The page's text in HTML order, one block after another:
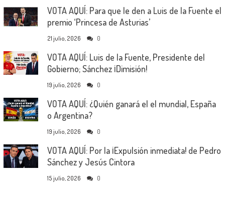
VOTA AQUÍ: Para que le den a Luis de la Fuente el
premio ‘Princesa de Asturias’
21 julio, 2026 0
VOTA AQUÍ: Luis de la Fuente, Presidente del
Gobierno; Sánchez ¡Dimisión!
19 julio, 2026 0
VOTA AQUÍ: ¿Quién ganará el el mundial, España
o Argentina?
19 julio, 2026 0
VOTA AQUÍ: Por la ¡Expulsión inmediata! de Pedro
Sánchez y Jesús Cintora
15 julio, 2026 0